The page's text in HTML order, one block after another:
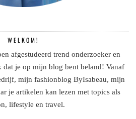
WELKOM!
afgestudeerd trend onderzoeker en
dat je op mijn blog bent beland! Vanaf
mijn fashionblog ByIsabeau, mijn
je artikelen kan lezen met topics als
lifestyle en travel.